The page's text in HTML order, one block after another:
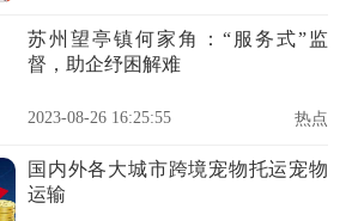
苏州望亭镇何家角：“服务式”监
督，助企纾困解难
2023-08-26 16:25:55 热点
国内外各大城市跨境宠物托运宠物
运输